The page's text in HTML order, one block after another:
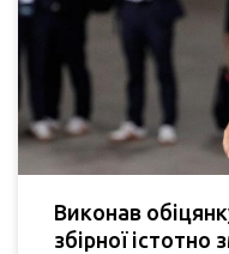
Виконав
збірної істотно